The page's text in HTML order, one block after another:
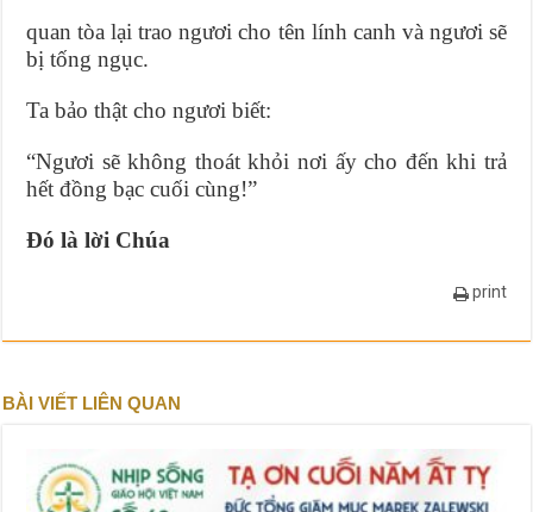
quan tòa lại trao ngươi cho tên lính canh và ngươi sẽ
bị tống ngục.
Ta bảo thật cho ngươi biết:
“Ngươi sẽ không thoát khỏi nơi ấy cho đến khi trả
hết đồng bạc cuối cùng!”
Đó là lời Chúa
print
BÀI VIẾT LIÊN QUAN